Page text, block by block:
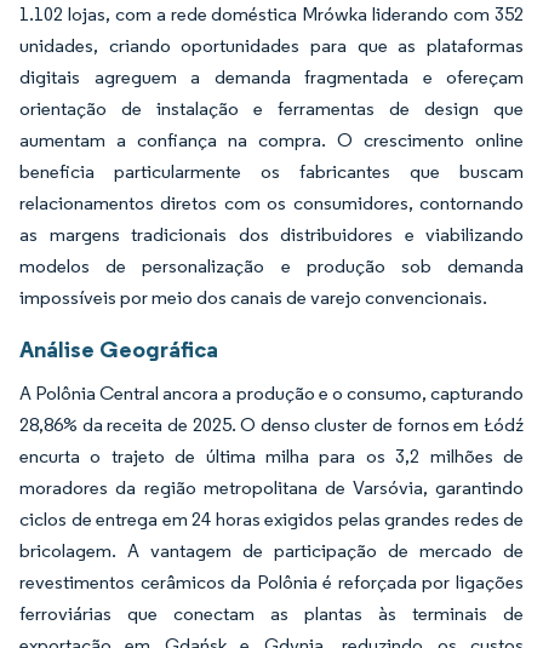
1.102 lojas, com a rede doméstica Mrówka liderando com 352
unidades, criando oportunidades para que as plataformas
digitais agreguem a demanda fragmentada e ofereçam
orientação de instalação e ferramentas de design que
aumentam a confiança na compra. O crescimento online
beneficia particularmente os fabricantes que buscam
relacionamentos diretos com os consumidores, contornando
as margens tradicionais dos distribuidores e viabilizando
modelos de personalização e produção sob demanda
impossíveis por meio dos canais de varejo convencionais.
Análise Geográfica
A Polônia Central ancora a produção e o consumo, capturando
28,86% da receita de 2025. O denso cluster de fornos em Łódź
encurta o trajeto de última milha para os 3,2 milhões de
moradores da região metropolitana de Varsóvia, garantindo
ciclos de entrega em 24 horas exigidos pelas grandes redes de
bricolagem. A vantagem de participação de mercado de
revestimentos cerâmicos da Polônia é reforçada por ligações
ferroviárias que conectam as plantas às terminais de